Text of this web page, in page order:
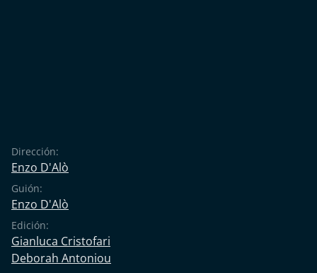
Dirección:
Enzo D'Alò
Guión:
Enzo D'Alò
Edición:
Gianluca Cristofari
Deborah Antoniou